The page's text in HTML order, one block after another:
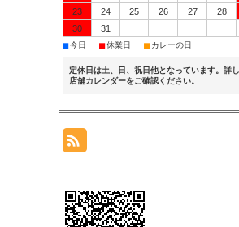
23
24 25 26 27 28
30
31
■今日 ■休業日 ■ カレーの日
定休日は土、日、祝日他となっています。詳
店舗カレンダーをご確認ください。